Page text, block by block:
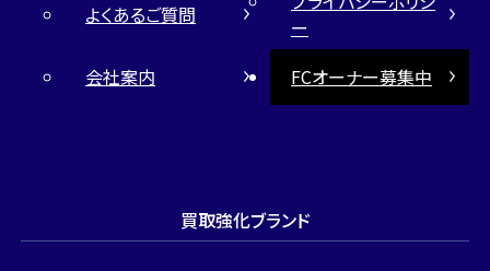
よくあるご質問
ー
会社案内
FCオーナー募集中
買取強化ブランド